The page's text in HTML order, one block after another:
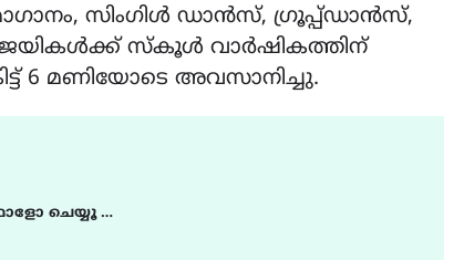
സിംഗിൾ ഡാൻസ്, ഗ്രൂപ്പ്ഡാൻസ്,
സ്‌കൂൾ വാർഷികത്തിന്
6 മണിയോടെ അവസാനിച്ചു.
ചെയ്യൂ …